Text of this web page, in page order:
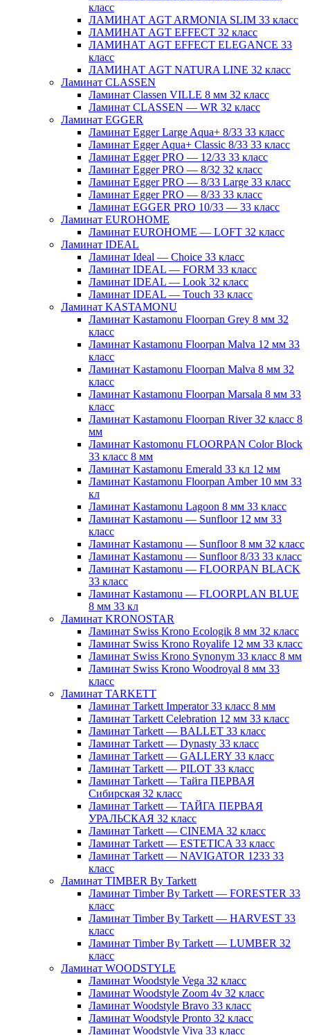
класс
ЛАМИНАТ AGT ARMONIA SLIM 33 класс
ЛАМИНАТ AGT EFFECT 32 класс
ЛАМИНАТ AGT EFFECT ELEGANCE 33
класс
ЛАМИНАТ AGT NATURA LINE 32 класс
Ламинат CLASSEN
Ламинат Classen VILLE 8 мм 32 класс
Ламинат CLASSEN — WR 32 класс
Ламинат EGGER
Ламинат Egger Large Aqua+ 8/33 33 класс
Ламинат Egger Aqua+ Classic 8/33 33 класс
Ламинат Egger PRO — 12/33 33 класс
Ламинат Egger PRO — 8/32 32 класс
Ламинат Egger PRO — 8/33 Large 33 класс
Ламинат Egger PRO — 8/33 33 класс
Ламинат EGGER PRO 10/33 — 33 класс
Ламинат EUROHOME
Ламинат EUROHOME — LOFT 32 класс
Ламинат IDEAL
Ламинат Ideal — Choice 33 класс
Ламинат IDEAL — FORM 33 класс
Ламинат IDEAL — Look 32 класс
Ламинат IDEAL — Touch 33 класс
Ламинат KASTAMONU
Ламинат Kastamonu Floorpan Grey 8 мм 32
класс
Ламинат Kastamonu Floorpan Malva 12 мм 33
класс
Ламинат Kastamonu Floorpan Malva 8 мм 32
класс
Ламинат Kastamonu Floorpan Marsala 8 мм 33
класс
Ламинат Kastamonu Floorpan River 32 класс 8
мм
Ламинат Kastomonu FLOORPAN Color Block
33 класс 8 мм
Ламинат Kastamonu Emerald 33 кл 12 мм
Ламинат Kastamonu Floorpan Amber 10 мм 33
кл
Ламинат Kastamonu Lagoon 8 мм 33 класс
Ламинат Kastamonu — Sunfloor 12 мм 33
класс
Ламинат Kastamonu — Sunfloor 8 мм 32 класс
Ламинат Kastamonu — Sunfloor 8/33 33 класс
Ламинат Kastamonu — FLOORPAN BLACK
33 класс
Ламинат Kastamonu — FLOORPLAN BLUE
8 мм 33 кл
Ламинат KRONOSTAR
Ламинат Swiss Krono Ecologik 8 мм 32 класс
Ламинат Swiss Krono Royalife 12 мм 33 класс
Ламинат Swiss Krono Synonym 33 класс 8 мм
Ламинат Swiss Krono Woodroyal 8 мм 33
класс
Ламинат TARKETT
Ламинат Tarkett Imperator 33 класс 8 мм
Ламинат Tarkett Celebration 12 мм 33 класс
Ламинат Tarkett — BALLET 33 класс
Ламинат Tarkett — Dynasty 33 класс
Ламинат Tarkett — GALLERY 33 класс
Ламинат Tarkett — PILOT 33 класс
Ламинат Tarkett — Тайга ПЕРВАЯ
Сибирская 32 класс
Ламинат Tarkett — ТАЙГА ПЕРВАЯ
УРАЛЬСКАЯ 32 класс
Ламинат Tarkett — CINEMA 32 класс
Ламинат Tarkett — ESTETICA 33 класс
Ламинат Tarkett — NAVIGATOR 1233 33
класс
Ламинат TIMBER By Tarkett
Ламинат Timber By Tarkett — FORESTER 33
класс
Ламинат Timber By Tarkett — HARVEST 33
класс
Ламинат Timber By Tarkett — LUMBER 32
класс
Ламинат WOODSTYLE
Ламинат Woodstyle Vega 32 класс
Ламинат Woodstyle Zoom 4v 32 класс
Ламинат Woodstyle Bravo 33 класс
Ламинат Woodstyle Pronto 32 класс
Ламинат Woodstyle Viva 33 класс